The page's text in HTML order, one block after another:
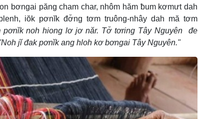
bơngai păng cham char, nhôm hăm ƀum kơmưt dah
iŏk pơnĭk đơ̆ng tơm truông-nhây dah mă tơm
noh hiong lơ jơ năr. Tơ̆ tơring Tây Nguyên đe
jĭ đak pơnĭk ang hloh kơ bơngai Tây Nguyên."